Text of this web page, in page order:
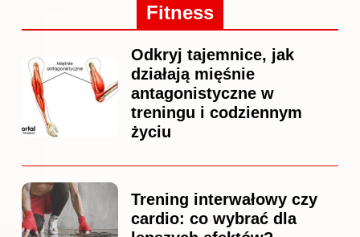
Fitness
Odkryj tajemnice, jak
działają mięśnie
antagonistyczne w
treningu i codziennym
życiu
Trening interwałowy czy
cardio: co wybrać dla